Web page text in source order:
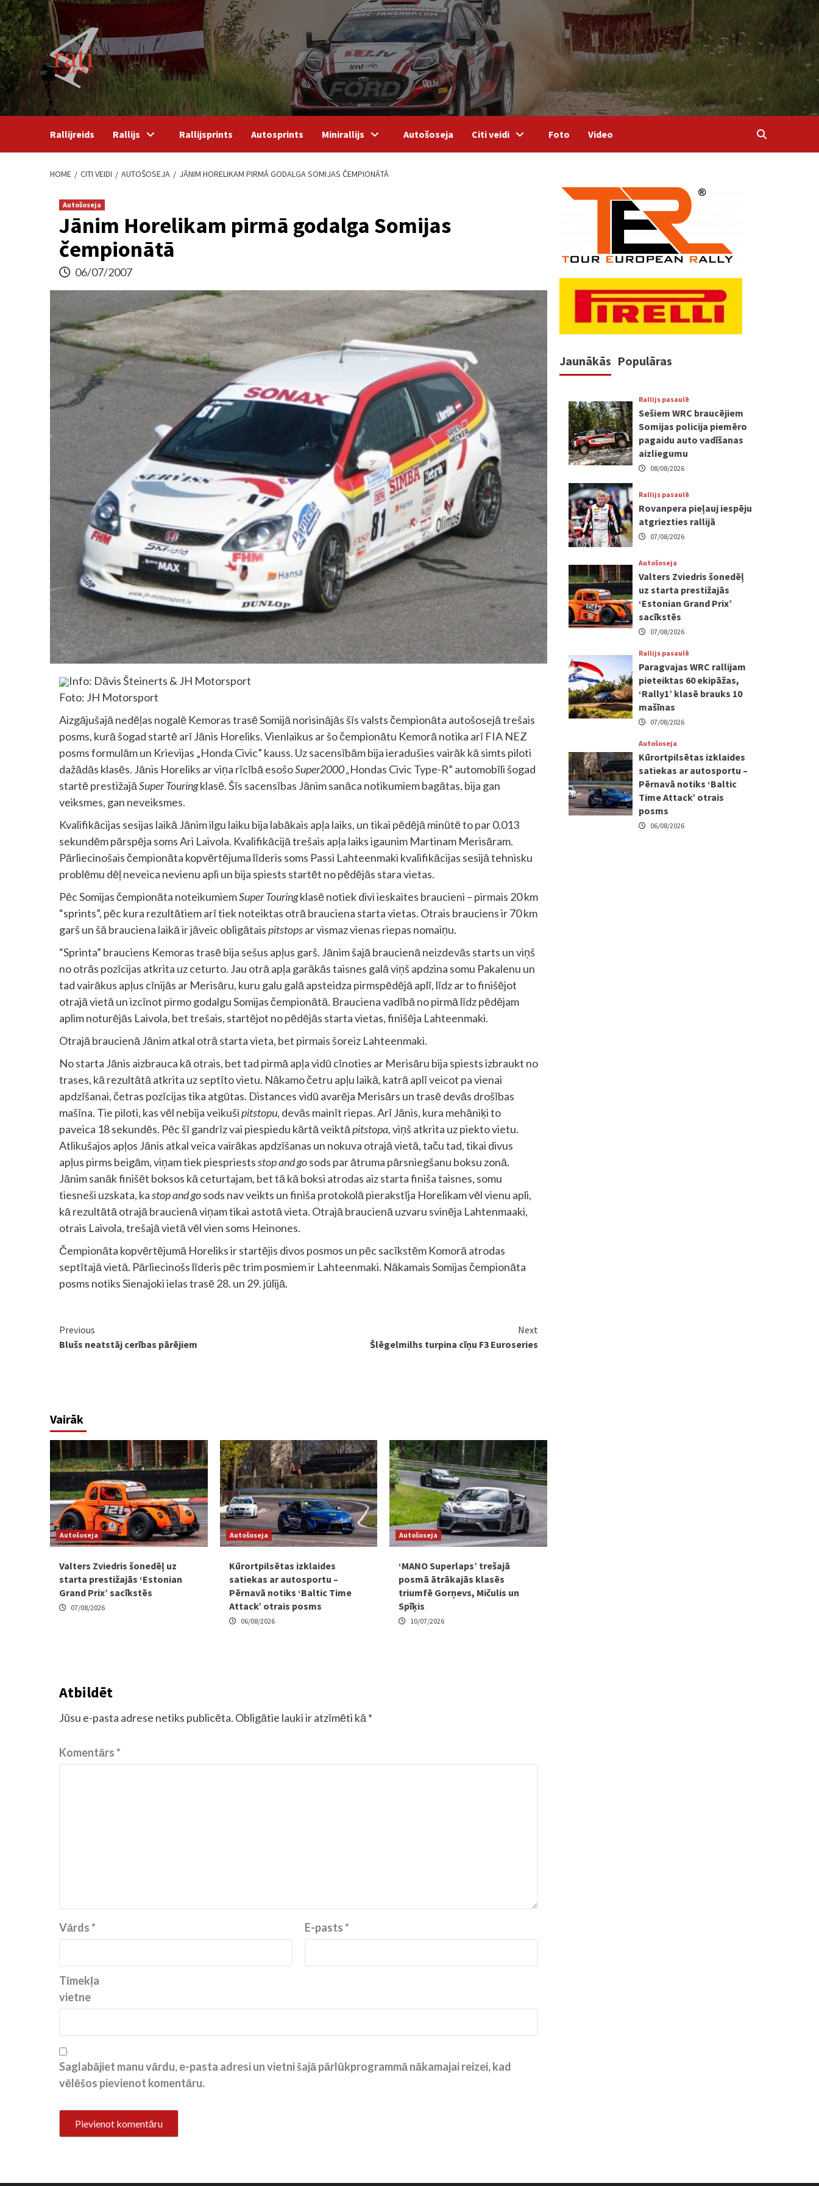
Skip
to
content
Rallijreids Rallijs Rallijsprints Autosprints Minirallijs Autošoseja Citi veidi Foto Video
HOME CITI VEIDI AUTOŠOSEJA JĀNIM HORELIKAM PIRMĀ GODALGA SOMIJAS ČEMPIONĀTĀ
Autošoseja
Jānim Horelikam pirmā godalga Somijas
čempionātā
06/07/2007
Info: Dāvis Šteinerts & JH Motorsport
Foto: JH Motorsport
Aizgājušajā nedēļas nogalē Kemoras trasē Somijā norisinājās šīs valsts čempionāta autošosejā trešais
posms, kurā šogad startē arī Jānis Horeliks. Vienlaikus ar šo čempionātu Kemorā notika arī FIA NEZ
posms formulām un Krievijas „Honda Civic” kauss. Uz sacensībām bija ieradušies vairāk kā simts piloti
dažādās klasēs. Jānis Horeliks ar viņa rīcībā esošoSuper2000 „Hondas Civic Type-R” automobīli šogad
startē prestižajāSuper Touringklasē. Šīs sacensības Jānim sanāca notikumiem bagātas, bija gan
veiksmes, gan neveiksmes.
Kvalifikācijas sesijas laikā Jānim ilgu laiku bija labākais apļa laiks, un tikai pēdējā minūtē to par 0.013
sekundēm pārspēja soms Ari Laivola. Kvalifikācijā trešais apļa laiks igaunim Martinam Merisāram.
Pārliecinošais čempionāta kopvērtējuma līderis soms Passi Lahteenmaki kvalifikācijas sesijā tehnisku
problēmu dēļ neveica nevienu apli un bija spiests startēt no pēdējās stara vietas.
Pēc Somijas čempionāta noteikumiemSuper Touringklasē notiek divi ieskaites braucieni – pirmais 20 km
“sprints”, pēc kura rezultātiem arī tiek noteiktas otrā brauciena starta vietas. Otrais brauciens ir 70 km
garš un šā brauciena laikā ir jāveic obligātaispitstopsar vismaz vienas riepas nomaiņu.
“Sprinta” brauciens Kemoras trasē bija sešus apļus garš. Jānim šajā braucienā neizdevās starts un viņš
no otrās pozīcijas atkrita uz ceturto. Jau otrā apļa garākās taisnes galā viņš apdzina somu Pakalenu un
tad vairākus apļus cīnijās ar Merisāru, kuru galu galā apsteidza pirmspēdējā aplī, līdz ar to finišējot
otrajā vietā un izcīnot pirmo godalgu Somijas čempionātā. Brauciena vadībā no pirmā līdz pēdējam
aplim noturējās Laivola, bet trešais, startējot no pēdējās starta vietas, finišēja Lahteenmaki.
Otrajā braucienā Jānim atkal otrā starta vieta, bet pirmais šoreiz Lahteenmaki.
No starta Jānis aizbrauca kā otrais, bet tad pirmā apļa vidū cīnoties ar Merisāru bija spiests izbraukt no
trases, kā rezultātā atkrita uz septīto vietu. Nākamo četru apļu laikā, katrā aplī veicot pa vienai
apdzīšanai, četras pozīcijas tika atgūtas. Distances vidū avarēja Merisārs un trasē devās drošības
mašīna. Tie piloti, kas vēl nebija veikušipitstopu, devās mainīt riepas. Arī Jānis, kura mehāniķi to
paveica 18 sekundēs. Pēc šī gandrīz vai piespiedu kārtā veiktāpitstopa,viņš atkrita uz piekto vietu.
Atlikušajos apļos Jānis atkal veica vairākas apdzīšanas un nokuva otrajā vietā, taču tad, tikai divus
apļus pirms beigām, viņam tiek piespriestsstop and gosods par ātruma pārsniegšanu boksu zonā.
Jānim sanāk finišēt boksos kā ceturtajam, bet tā kā boksi atrodas aiz starta finiša taisnes, somu
tiesneši uzskata, kastop and gosods nav veikts un finiša protokolā pierakstīja Horelikam vēl vienu apli,
kā rezultātā otrajā braucienā viņam tikai astotā vieta. Otrajā braucienā uzvaru svinēja Lahtenmaaki,
otrais Laivola, trešajā vietā vēl vien soms Heinones.
Čempionāta kopvērtējumā Horeliks ir startējis divos posmos un pēc sacīkstēm Komorā atrodas
septītajā vietā. Pārliecinošs līderis pēc trim posmiem ir Lahteenmaki. Nākamais Somijas čempionāta
posms notiks Sienajoki ielas trasē 28. un 29. jūlijā.
Continue
Reading
Previous
Blušs neatstāj cerības pārējiem
Next
Šlēgelmilhs turpina cīņu F3 Euroseries
Vairāk
Autošoseja
Valters Zviedris šonedēļ uz
starta prestižajās ‘Estonian
Grand Prix’ sacīkstēs
07/08/2026
Autošoseja
Kūrortpilsētas izklaides
satiekas ar autosportu –
Pērnavā notiks ‘Baltic Time
Attack’ otrais posms
06/08/2026
Autošoseja
‘MANO Superlaps’ trešajā
posmā ātrākajās klasēs
triumfē Gorņevs, Mičulis un
Spīķis
10/07/2026
Atbildēt
Jūsu e-pasta adrese netiks publicēta. Obligātie lauki ir atzīmēti kā *
Komentārs*
Vārds* E-pasts*
Tīmekļa
vietne
Saglabājiet manu vārdu, e-pasta adresi un vietni šajā pārlūkprogrammā nākamajai reizei, kad
vēlēšos pievienot komentāru.
Jaunākās Populāras
Rallijs pasaulē
Sešiem WRC braucējiem
Somijas policija piemēro
pagaidu auto vadīšanas
aizliegumu
08/08/2026
Rallijs pasaulē
Rovanpera pieļauj iespēju
atgriezties rallijā
07/08/2026
Autošoseja
Valters Zviedris šonedēļ
uz starta prestižajās
‘Estonian Grand Prix’
sacīkstēs
07/08/2026
Rallijs pasaulē
Paragvajas WRC rallijam
pieteiktas 60 ekipāžas,
‘Rally1’ klasē brauks 10
mašīnas
07/08/2026
Autošoseja
Kūrortpilsētas izklaides
satiekas ar autosportu –
Pērnavā notiks ‘Baltic
Time Attack’ otrais
posms
06/08/2026